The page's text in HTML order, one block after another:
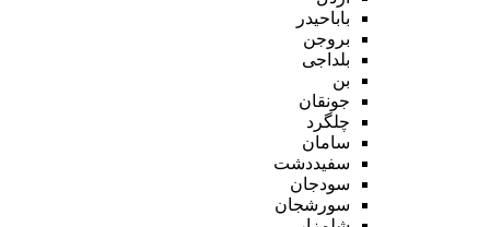
باباحیدر
بروجن
بلداجی
بن
جونقان
چلگرد
سامان
سفیددشت
سودجان
سورشجان